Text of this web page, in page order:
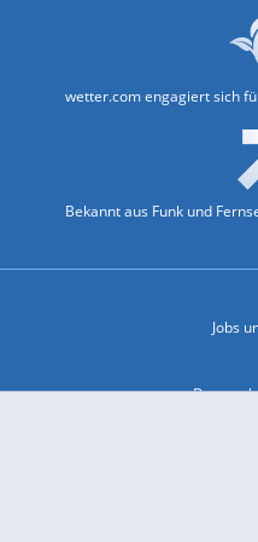
wetter.com engagiert sich
Bekannt aus Funk und
Jobs